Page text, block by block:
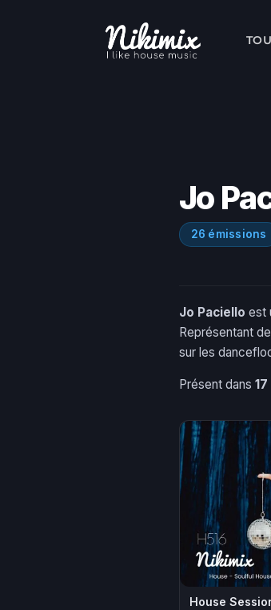
Jo
26 émissions
Jo Paciello est
Représentant
sur les
Présent dans
House